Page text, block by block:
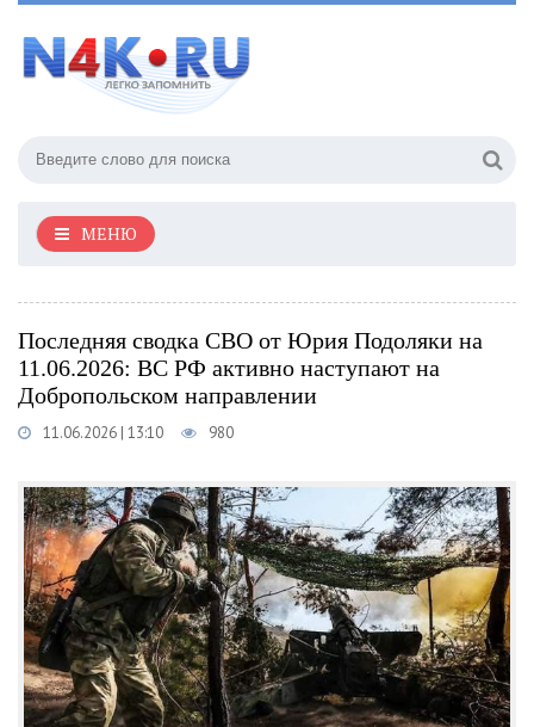
МЕНЮ
Последняя сводка СВО от Юрия Подоляки на
11.06.2026: ВС РФ активно наступают на
Добропольском направлении
11.06.2026 | 13:10 980